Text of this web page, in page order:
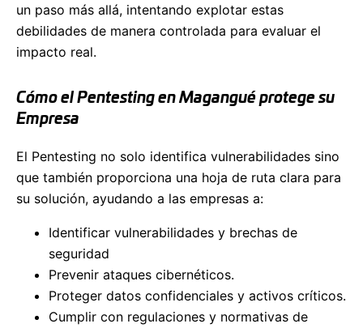
un paso más allá, intentando explotar estas
debilidades de manera controlada para evaluar el
impacto real.
Cómo el Pentesting en Magangué protege su
Empresa
El Pentesting no solo identifica vulnerabilidades sino
que también proporciona una hoja de ruta clara para
su solución, ayudando a las empresas a:
Identificar vulnerabilidades y brechas de
seguridad
Prevenir ataques cibernéticos.
Proteger datos confidenciales y activos críticos.
Cumplir con regulaciones y normativas de